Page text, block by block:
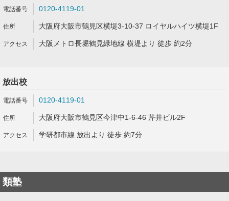
0120-4119-01
大阪府大阪市鶴見区横堤3-10-37 ロイヤルハイツ横堤1F
大阪メトロ長堀鶴見緑地線 横堤より 徒歩 約2分
放出校
0120-4119-01
大阪府大阪市鶴見区今津中1-6-46 芹井ビル2F
学研都市線 放出より 徒歩 約7分
類塾